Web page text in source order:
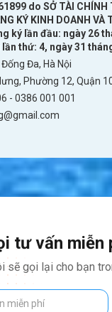
du lịch Trung
nhất
Wifi Đi Úc
Wifi Đi Mỹ –
Wifi Đi Vatican
do SỞ TÀI CHÍNH
KÝ KINH DOANH VÀ
ký lần đầu: ngày 26
thứ: 4, ngày 31
Đa, Hà Nội
Phường 12, Quận
- 0386 001 001
tư vấn miễn
sẽ gọi lại cho bạn